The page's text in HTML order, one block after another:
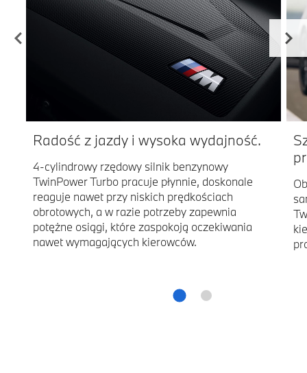
Radość z jazdy i wysoka wydajność.
4-cylindrowy rzędowy silnik benzynowy
TwinPower Turbo pracuje płynnie, doskonale
reaguje nawet przy niskich prędkościach
obrotowych, a w razie potrzeby zapewnia
potężne osiągi, które zaspokoją oczekiwania
nawet wymagających kierowców.